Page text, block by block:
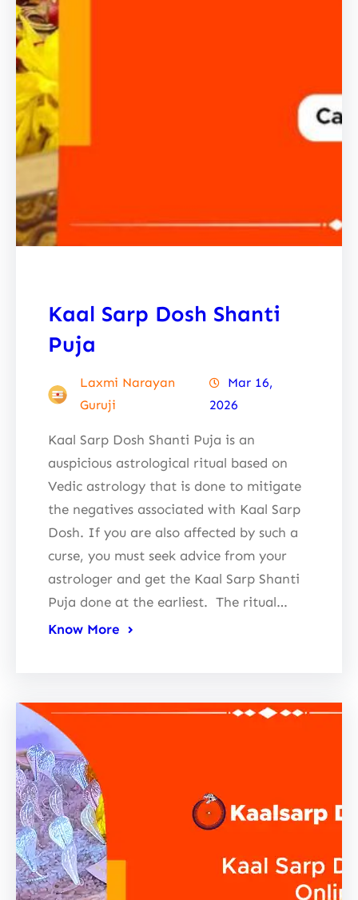
Kaal Sarp Dosh Shanti
Puja
Laxmi Narayan
Guruji
Mar 16,
2026
Kaal Sarp Dosh Shanti Puja is an
auspicious astrological ritual based on
Vedic astrology that is done to mitigate
the negatives associated with Kaal Sarp
Dosh. If you are also affected by such a
curse, you must seek advice from your
astrologer and get the Kaal Sarp Shanti
Puja done at the earliest. The ritual…
Know More